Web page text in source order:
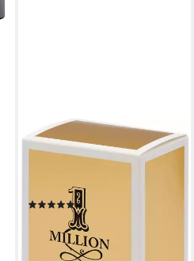
PACO RABANNE
Eau de Toilette One Million,
Komposition
(2085)
ab 66,55 €
(1.331,00 €/ 1 l)